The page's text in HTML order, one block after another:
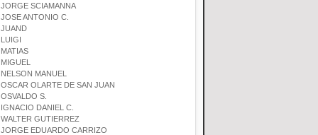
JORGE SCIAMANNA
JOSE ANTONIO C.
JUAND
LUIGI
MATIAS
MIGUEL
NELSON MANUEL
OSCAR OLARTE DE SAN JUAN
OSVALDO S.
IGNACIO DANIEL C.
WALTER GUTIERREZ
JORGE EDUARDO CARRIZO